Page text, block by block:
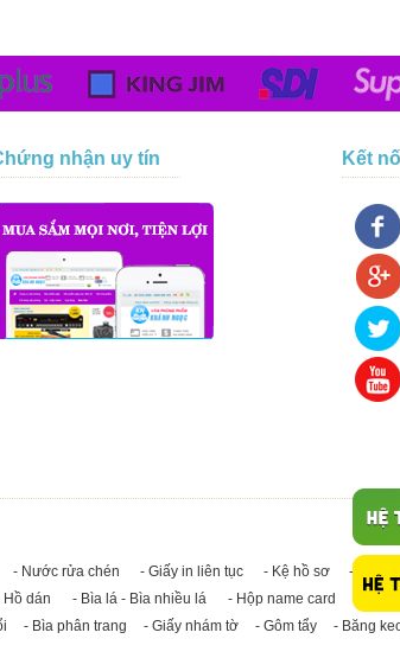
nhận uy tín Kết
- Nước rửa chén - Giấy in liên tục - Kệ hồ sơ - Giấy
Hồ dán - Bìa lá - Bìa nhiều lá - Hộp name card - Giấy
- Bìa phân trang - Giấy nhám tờ - Gôm tẩy - Băng